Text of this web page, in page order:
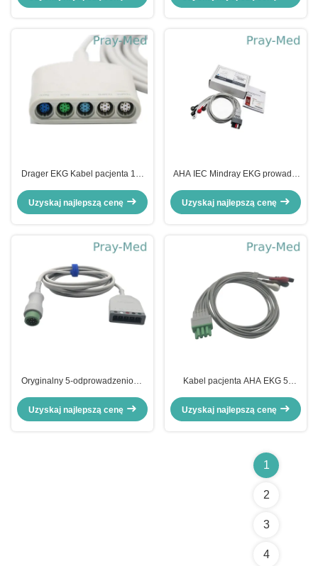
Drager EKG Kabel pacjenta 16-
Pod EKG 5590539
Uzyskaj najlepszą cenę
AHA IEC Mindray EKG prowadzi
03-43145
Uzyskaj najlepszą cenę
Oryginalny 5-odprowadzeniowy
EV6201 009-004728-00
Uzyskaj najlepszą cenę
Kabel pacjenta AHA EKG 5
Mindray Telemetry Snap
Uzyskaj najlepszą cenę
1
2
3
4